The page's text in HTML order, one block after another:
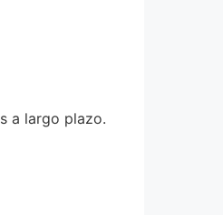
a largo plazo.